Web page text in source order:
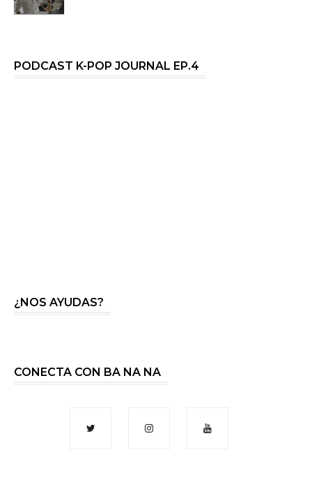
PODCAST K-POP JOURNAL EP.4
¿NOS AYUDAS?
CONECTA CON BA NA NA